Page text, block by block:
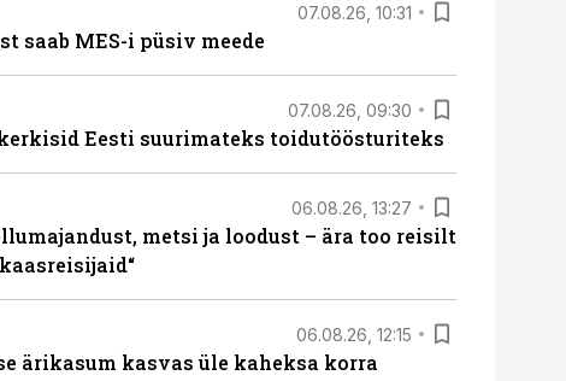
07.08.26, 10:31
saab MES-i püsiv meede
07.08.26, 09:30
Eesti suurimateks toidutöösturiteks
06.08.26, 13:27
metsi ja loodust – ära too reisilt
06.08.26, 12:15
ärikasum kasvas üle kaheksa korra